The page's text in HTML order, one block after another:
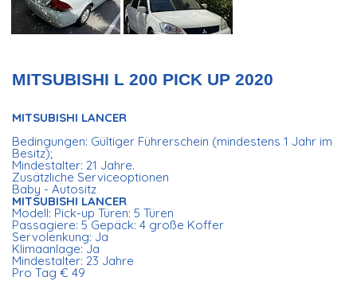
MITSUBISHI L 200 PICK UP 2020
MITSUBISHI LANCER
Bedingungen: Gültiger Führerschein (mindestens 1 Jahr im
Besitz);
Mindestalter: 21 Jahre.
Zusätzliche Serviceoptionen
Baby - Autositz
MITSUBISHI LANCER
Modell: Pick-up Türen: 5 Türen
Passagiere: 5 Gepäck: 4 große Koffer
Servolenkung: Ja
Klimaanlage: Ja
Mindestalter: 23 Jahre
Pro Tag € 49